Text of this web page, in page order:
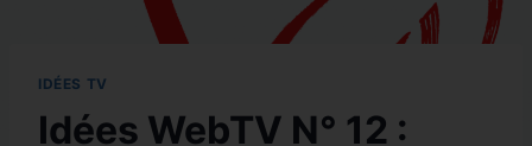
IDÉES TV
Idées WebTV N° 12 :